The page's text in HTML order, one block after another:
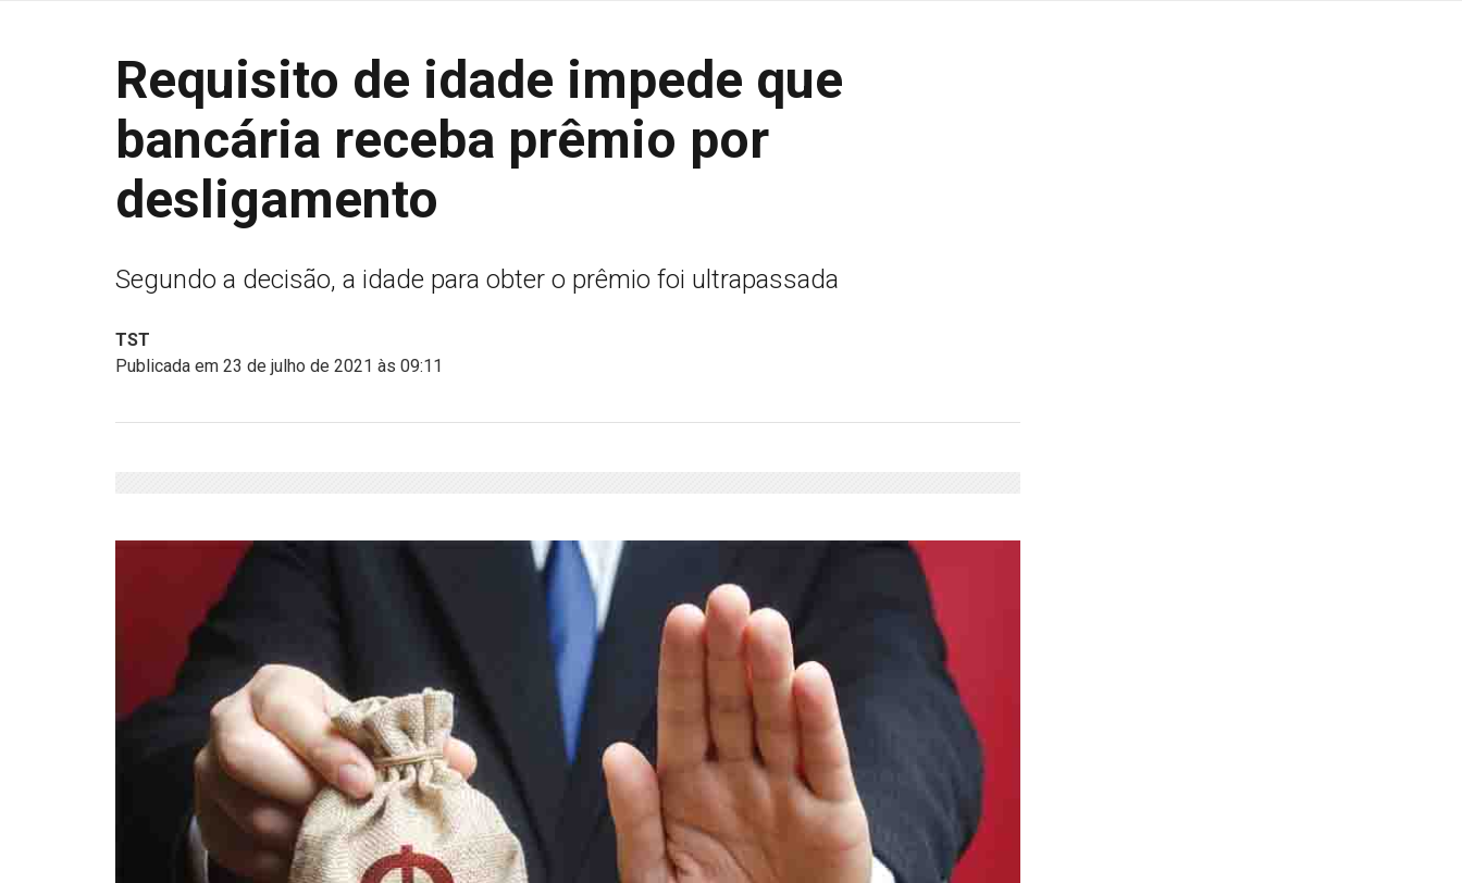
Requisito de idade impede que
bancária receba prêmio por
desligamento
Segundo a decisão, a idade para obter o prêmio foi ultrapassada
TST
Publicada em 23 de julho de 2021 às 09:11